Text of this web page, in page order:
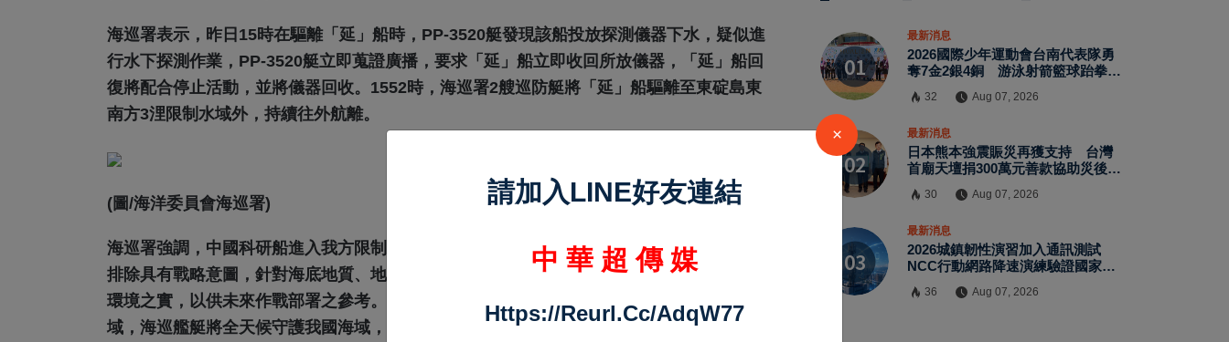
海巡署表示，昨日15時在驅離「延」船時，PP-3520艇發現該船投放探測儀器下水，疑似進
行水下探測作業，PP-3520艇立即蒐證廣播，要求「延」船立即收回所放儀器，「延」船回
復將配合停止活動，並將儀器回收。1552時，海巡署2艘巡防艇將「延」船驅離至東碇島東
南方3浬限制水域外，持續往外航離。
(圖/海洋委員會海巡署)
海巡署強調，中國科研船進入我方限制水域進行水下探測作業，不純粹是科學研究目的，不
排除具有戰略意圖，針對海底地質、地形及水文調查等項目，假借科研之名，遂行熟悉戰場
環境之實，以供未來作戰部署之參考。海巡署嚴正讉責中國以科研船、調查船襲擾我國水
域，海巡艦艇將全天候守護我國海域，嚴密監控中國公務船動態，遇案強勢驅離，全力捍衛
最新消息
2026國際少年運動會台南代表隊勇
奪7金2銀4銅 游泳射箭籃球跆拳道
32 Aug 07, 2026
最新消息
日本熊本強震賑災再獲支持 台灣
首廟天壇捐300萬元善款協助災後復
30 Aug 07, 2026
最新消息
2026城鎮韌性演習加入通訊測試
NCC行動網路降速演練驗證國家通
36 Aug 07, 2026
×
請加入LINE好友連結
中 華 超 傳 媒
Https://reurl.cc/adqW77